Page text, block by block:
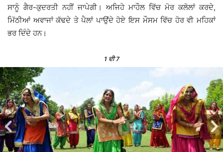
ਸਾਨੂੰ ਗੈਰ-ਕੁਦਰਤੀ ਨਹੀਂ ਜਾਪੇਗੀ। ਅਜਿਹੇ ਮਾਹੌਲ ਵਿੱਚ ਮੋਰ ਕਲੋਲਾਂ ਕਰਦੇ,
ਮਿੱਠੀਆਂ ਅਵਾਜਾਂ ਕੱਢਦੇ ਤੇ ਪੈਲਾਂ ਪਾਉਂਦੇ ਹੋਏ ਇਸ ਮੌਸਮ ਵਿੱਚ ਹੋਰ ਵੀ ਮਹਿਕਾਂ
ਭਰ ਦਿੰਦੇ ਹਨ।
1ਦੀ 7